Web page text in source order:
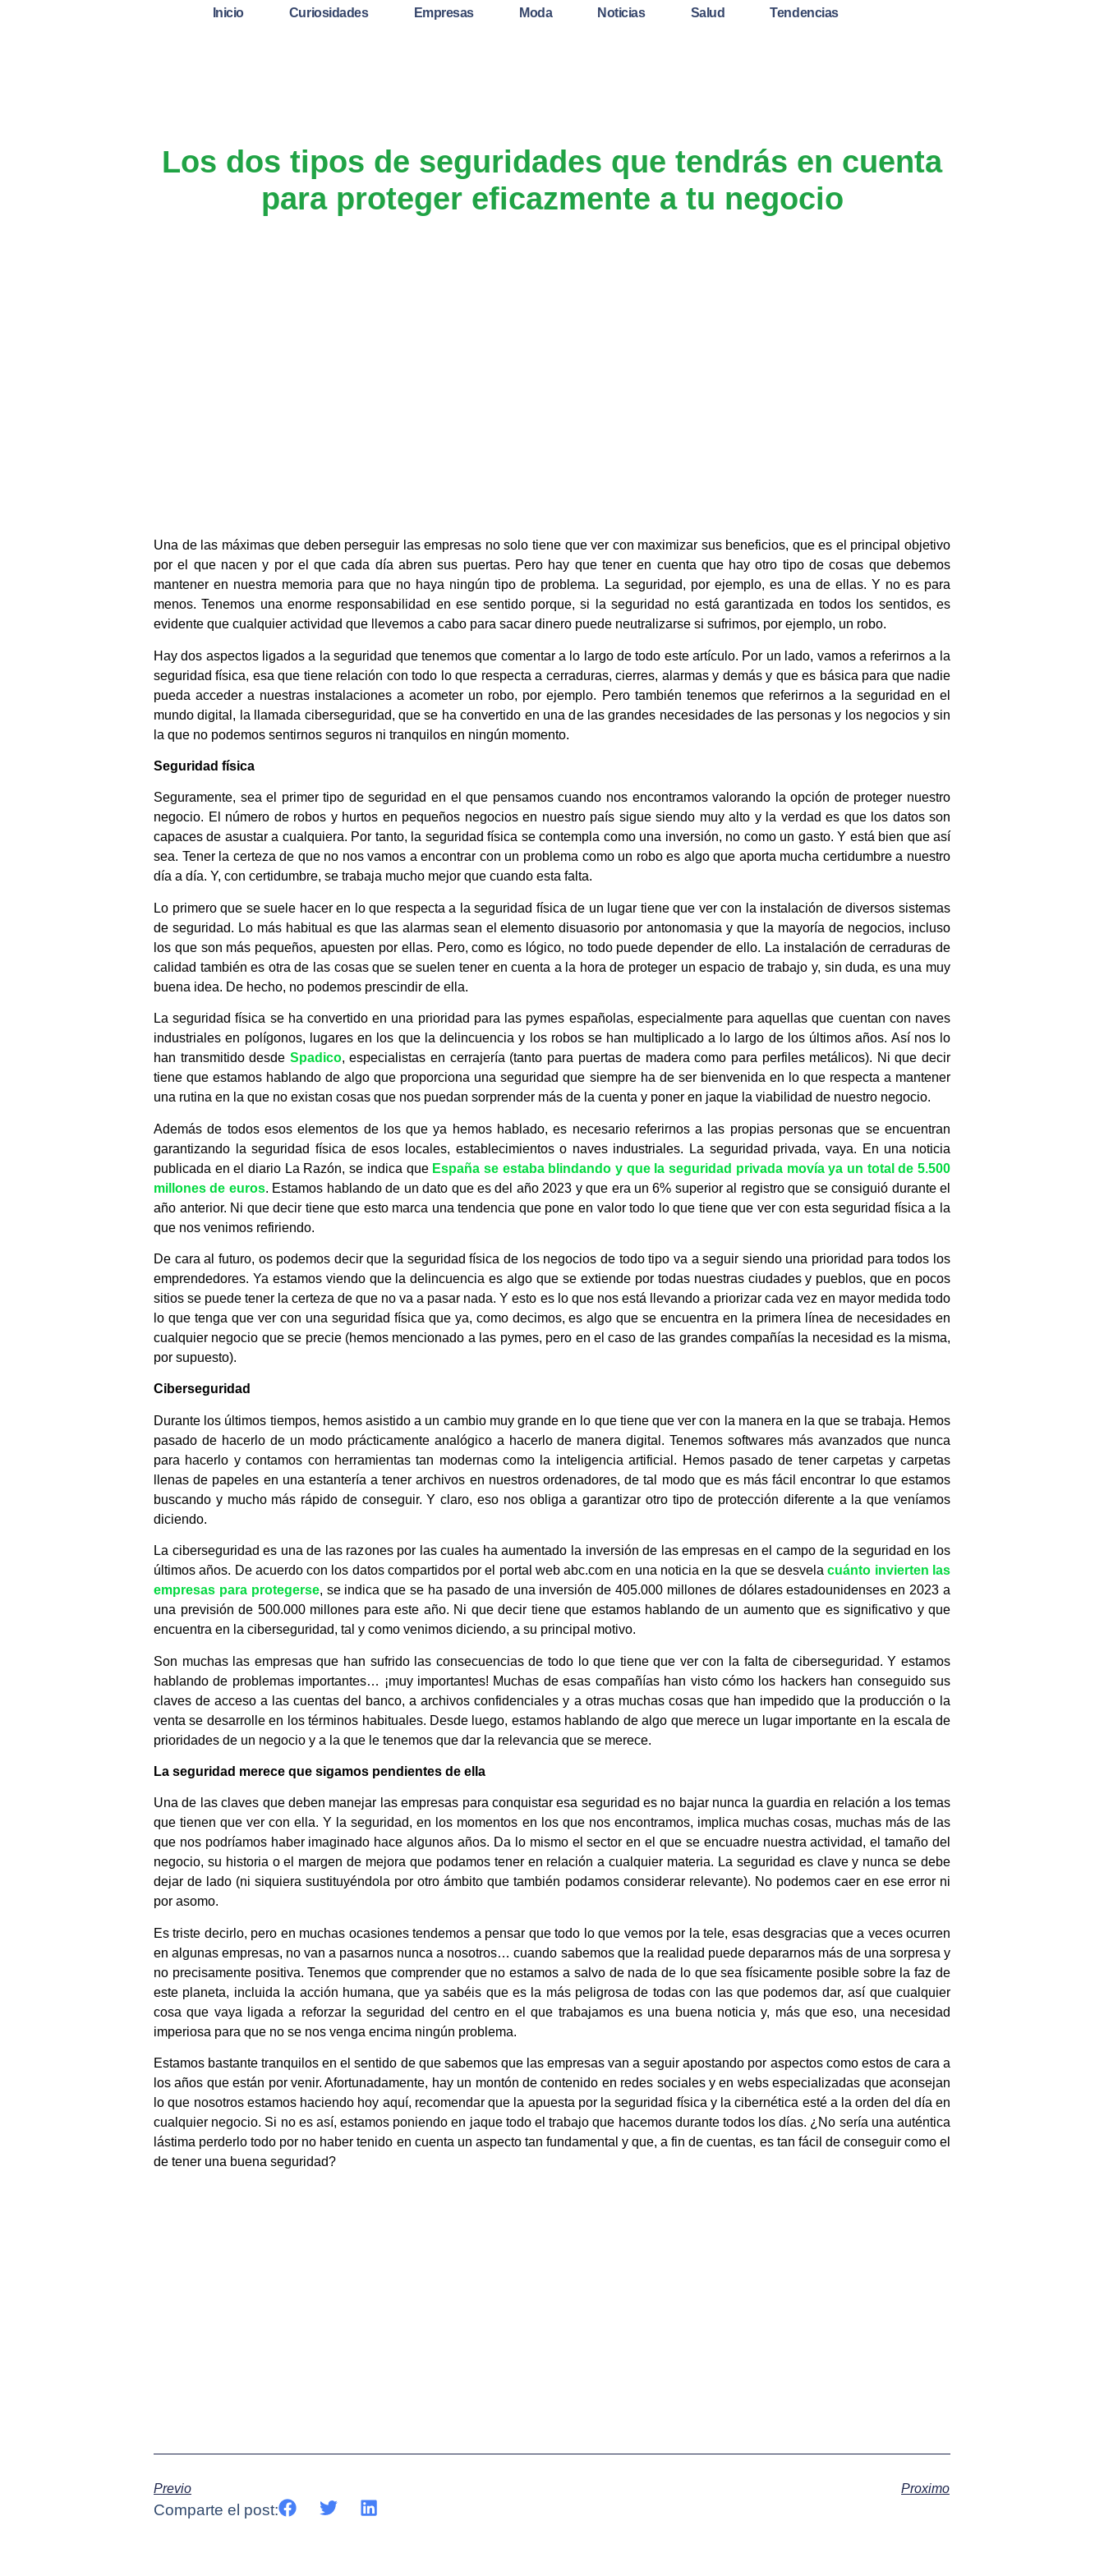
Inicio Curiosidades Empresas Moda Noticias Salud Tendencias
Los dos tipos de seguridades que tendrás en cuenta
para proteger eficazmente a tu negocio
Una de las máximas que deben perseguir las empresas no solo tiene que ver con maximizar sus beneficios, que es el principal objetivo
por el que nacen y por el que cada día abren sus puertas. Pero hay que tener en cuenta que hay otro tipo de cosas que debemos
mantener en nuestra memoria para que no haya ningún tipo de problema. La seguridad, por ejemplo, es una de ellas. Y no es para
menos. Tenemos una enorme responsabilidad en ese sentido porque, si la seguridad no está garantizada en todos los sentidos, es
evidente que cualquier actividad que llevemos a cabo para sacar dinero puede neutralizarse si sufrimos, por ejemplo, un robo.
Hay dos aspectos ligados a la seguridad que tenemos que comentar a lo largo de todo este artículo. Por un lado, vamos a referirnos a la
seguridad física, esa que tiene relación con todo lo que respecta a cerraduras, cierres, alarmas y demás y que es básica para que nadie
pueda acceder a nuestras instalaciones a acometer un robo, por ejemplo. Pero también tenemos que referirnos a la seguridad en el
mundo digital, la llamada ciberseguridad, que se ha convertido en una de las grandes necesidades de las personas y los negocios y sin
la que no podemos sentirnos seguros ni tranquilos en ningún momento.
Seguridad física
Seguramente, sea el primer tipo de seguridad en el que pensamos cuando nos encontramos valorando la opción de proteger nuestro
negocio. El número de robos y hurtos en pequeños negocios en nuestro país sigue siendo muy alto y la verdad es que los datos son
capaces de asustar a cualquiera. Por tanto, la seguridad física se contempla como una inversión, no como un gasto. Y está bien que así
sea. Tener la certeza de que no nos vamos a encontrar con un problema como un robo es algo que aporta mucha certidumbre a nuestro
día a día. Y, con certidumbre, se trabaja mucho mejor que cuando esta falta.
Lo primero que se suele hacer en lo que respecta a la seguridad física de un lugar tiene que ver con la instalación de diversos sistemas
de seguridad. Lo más habitual es que las alarmas sean el elemento disuasorio por antonomasia y que la mayoría de negocios, incluso
los que son más pequeños, apuesten por ellas. Pero, como es lógico, no todo puede depender de ello. La instalación de cerraduras de
calidad también es otra de las cosas que se suelen tener en cuenta a la hora de proteger un espacio de trabajo y, sin duda, es una muy
buena idea. De hecho, no podemos prescindir de ella.
La seguridad física se ha convertido en una prioridad para las pymes españolas, especialmente para aquellas que cuentan con naves
industriales en polígonos, lugares en los que la delincuencia y los robos se han multiplicado a lo largo de los últimos años. Así nos lo
han transmitido desde Spadico, especialistas en cerrajería (tanto para puertas de madera como para perfiles metálicos). Ni que decir
tiene que estamos hablando de algo que proporciona una seguridad que siempre ha de ser bienvenida en lo que respecta a mantener
una rutina en la que no existan cosas que nos puedan sorprender más de la cuenta y poner en jaque la viabilidad de nuestro negocio.
Además de todos esos elementos de los que ya hemos hablado, es necesario referirnos a las propias personas que se encuentran
garantizando la seguridad física de esos locales, establecimientos o naves industriales. La seguridad privada, vaya. En una noticia
publicada en el diario La Razón, se indica que España se estaba blindando y que la seguridad privada movía ya un total de 5.500
millones de euros. Estamos hablando de un dato que es del año 2023 y que era un 6% superior al registro que se consiguió durante el
año anterior. Ni que decir tiene que esto marca una tendencia que pone en valor todo lo que tiene que ver con esta seguridad física a la
que nos venimos refiriendo.
De cara al futuro, os podemos decir que la seguridad física de los negocios de todo tipo va a seguir siendo una prioridad para todos los
emprendedores. Ya estamos viendo que la delincuencia es algo que se extiende por todas nuestras ciudades y pueblos, que en pocos
sitios se puede tener la certeza de que no va a pasar nada. Y esto es lo que nos está llevando a priorizar cada vez en mayor medida todo
lo que tenga que ver con una seguridad física que ya, como decimos, es algo que se encuentra en la primera línea de necesidades en
cualquier negocio que se precie (hemos mencionado a las pymes, pero en el caso de las grandes compañías la necesidad es la misma,
por supuesto).
Ciberseguridad
Durante los últimos tiempos, hemos asistido a un cambio muy grande en lo que tiene que ver con la manera en la que se trabaja. Hemos
pasado de hacerlo de un modo prácticamente analógico a hacerlo de manera digital. Tenemos softwares más avanzados que nunca
para hacerlo y contamos con herramientas tan modernas como la inteligencia artificial. Hemos pasado de tener carpetas y carpetas
llenas de papeles en una estantería a tener archivos en nuestros ordenadores, de tal modo que es más fácil encontrar lo que estamos
buscando y mucho más rápido de conseguir. Y claro, eso nos obliga a garantizar otro tipo de protección diferente a la que veníamos
diciendo.
La ciberseguridad es una de las razones por las cuales ha aumentado la inversión de las empresas en el campo de la seguridad en los
últimos años. De acuerdo con los datos compartidos por el portal web abc.com en una noticia en la que se desvelacuánto invierten las
empresas para protegerse, se indica que se ha pasado de una inversión de 405.000 millones de dólares estadounidenses en 2023 a
una previsión de 500.000 millones para este año. Ni que decir tiene que estamos hablando de un aumento que es significativo y que
encuentra en la ciberseguridad, tal y como venimos diciendo, a su principal motivo.
Son muchas las empresas que han sufrido las consecuencias de todo lo que tiene que ver con la falta de ciberseguridad. Y estamos
hablando de problemas importantes… ¡muy importantes! Muchas de esas compañías han visto cómo los hackers han conseguido sus
claves de acceso a las cuentas del banco, a archivos confidenciales y a otras muchas cosas que han impedido que la producción o la
venta se desarrolle en los términos habituales. Desde luego, estamos hablando de algo que merece un lugar importante en la escala de
prioridades de un negocio y a la que le tenemos que dar la relevancia que se merece.
La seguridad merece que sigamos pendientes de ella
Una de las claves que deben manejar las empresas para conquistar esa seguridad es no bajar nunca la guardia en relación a los temas
que tienen que ver con ella. Y la seguridad, en los momentos en los que nos encontramos, implica muchas cosas, muchas más de las
que nos podríamos haber imaginado hace algunos años. Da lo mismo el sector en el que se encuadre nuestra actividad, el tamaño del
negocio, su historia o el margen de mejora que podamos tener en relación a cualquier materia. La seguridad es clave y nunca se debe
dejar de lado (ni siquiera sustituyéndola por otro ámbito que también podamos considerar relevante). No podemos caer en ese error ni
por asomo.
Es triste decirlo, pero en muchas ocasiones tendemos a pensar que todo lo que vemos por la tele, esas desgracias que a veces ocurren
en algunas empresas, no van a pasarnos nunca a nosotros… cuando sabemos que la realidad puede depararnos más de una sorpresa y
no precisamente positiva. Tenemos que comprender que no estamos a salvo de nada de lo que sea físicamente posible sobre la faz de
este planeta, incluida la acción humana, que ya sabéis que es la más peligrosa de todas con las que podemos dar, así que cualquier
cosa que vaya ligada a reforzar la seguridad del centro en el que trabajamos es una buena noticia y, más que eso, una necesidad
imperiosa para que no se nos venga encima ningún problema.
Estamos bastante tranquilos en el sentido de que sabemos que las empresas van a seguir apostando por aspectos como estos de cara a
los años que están por venir. Afortunadamente, hay un montón de contenido en redes sociales y en webs especializadas que aconsejan
lo que nosotros estamos haciendo hoy aquí, recomendar que la apuesta por la seguridad física y la cibernética esté a la orden del día en
cualquier negocio. Si no es así, estamos poniendo en jaque todo el trabajo que hacemos durante todos los días. ¿No sería una auténtica
lástima perderlo todo por no haber tenido en cuenta un aspecto tan fundamental y que, a fin de cuentas, es tan fácil de conseguir como el
de tener una buena seguridad?
Previo Proximo
Comparte el post: